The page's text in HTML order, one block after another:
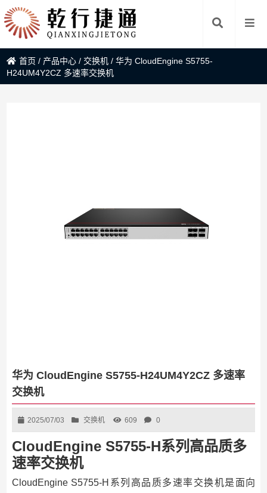
首页 / 产品中心 / 交换机 /华为 CloudEngine S5755-
H24UM4Y2CZ 多速率交换机
华为 CloudEngine S5755-H24UM4Y2CZ 多速率
交换机
2025/07/03 交换机 609 0
CloudEngine S5755-H系列高品质多
速率交换机
CloudEngine S5755-H系列高品质多速率交换机是面向